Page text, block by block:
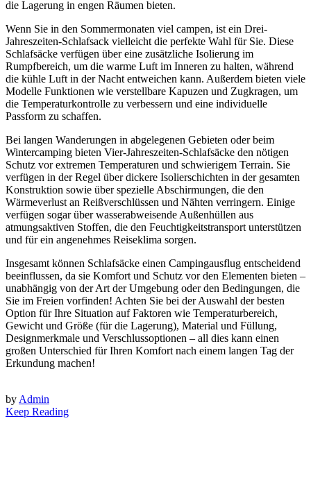
die Lagerung in engen Räumen bieten.
Wenn Sie in den Sommermonaten viel campen, ist ein Drei-
Jahreszeiten-Schlafsack vielleicht die perfekte Wahl für Sie. Diese
Schlafsäcke verfügen über eine zusätzliche Isolierung im
Rumpfbereich, um die warme Luft im Inneren zu halten, während
die kühle Luft in der Nacht entweichen kann. Außerdem bieten viele
Modelle Funktionen wie verstellbare Kapuzen und Zugkragen, um
die Temperaturkontrolle zu verbessern und eine individuelle
Passform zu schaffen.
Bei langen Wanderungen in abgelegenen Gebieten oder beim
Wintercamping bieten Vier-Jahreszeiten-Schlafsäcke den nötigen
Schutz vor extremen Temperaturen und schwierigem Terrain. Sie
verfügen in der Regel über dickere Isolierschichten in der gesamten
Konstruktion sowie über spezielle Abschirmungen, die den
Wärmeverlust an Reißverschlüssen und Nähten verringern. Einige
verfügen sogar über wasserabweisende Außenhüllen aus
atmungsaktiven Stoffen, die den Feuchtigkeitstransport unterstützen
und für ein angenehmes Reiseklima sorgen.
Insgesamt können Schlafsäcke einen Campingausflug entscheidend
beeinflussen, da sie Komfort und Schutz vor den Elementen bieten –
unabhängig von der Art der Umgebung oder den Bedingungen, die
Sie im Freien vorfinden! Achten Sie bei der Auswahl der besten
Option für Ihre Situation auf Faktoren wie Temperaturbereich,
Gewicht und Größe (für die Lagerung), Material und Füllung,
Designmerkmale und Verschlussoptionen – all dies kann einen
großen Unterschied für Ihren Komfort nach einem langen Tag der
Erkundung machen!
by Admin
Keep Reading